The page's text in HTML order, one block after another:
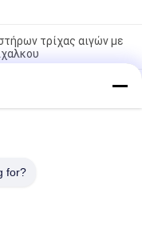
τρίχας αιγών με
makeup με την
καφετιά τρίχα
με την
for?